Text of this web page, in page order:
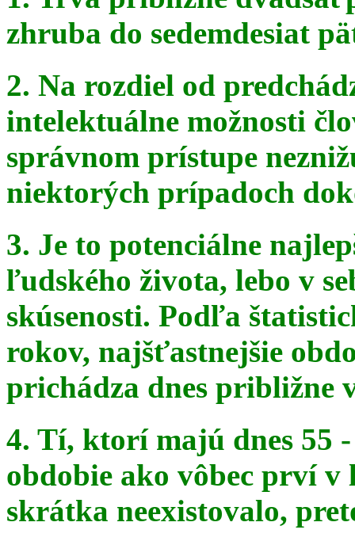
zhruba do sedemdesiat
2. Na rozdiel od
intelektuálne možnosti
správnom prístupe
niektorých prípadoch
3. Je to potenciálne
ľudského života, lebo v
skúsenosti. Podľa
rokov, najšťastnejšie
prichádza dnes približne
4. Tí, ktorí majú dnes 55
obdobie ako vôbec prví
skrátka neexistovalo,